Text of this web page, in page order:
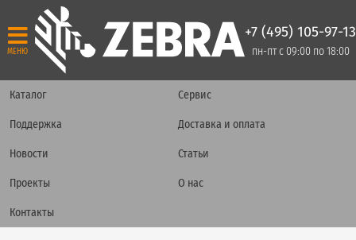
МЕНЮ
+7 (495) 105-97-13
пн-пт с 09:00 по 18:00
Каталог Сервис
Поддержка Доставка и оплата
Новости Статьи
Проекты О нас
Контакты